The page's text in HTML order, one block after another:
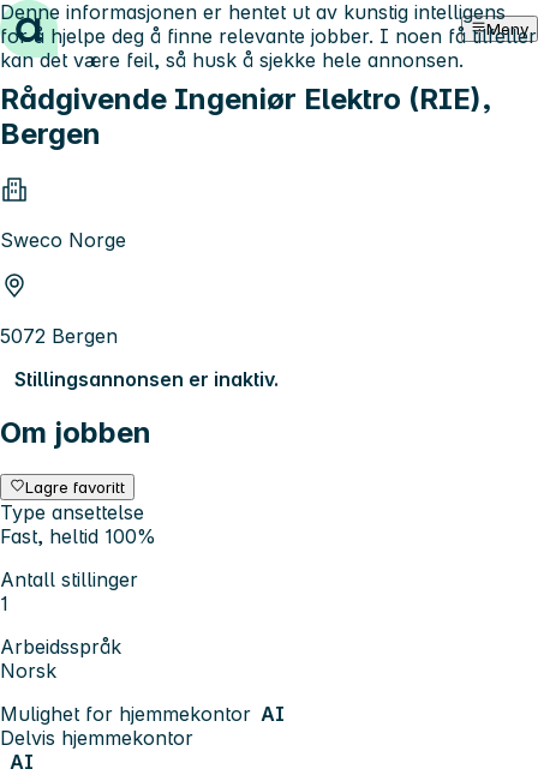
Hopp til innhold Meny
Rådgivende Ingeniør Elektro (RIE),
Bergen
Sweco Norge
5072 Bergen
Stillingsannonsen er inaktiv.
Om jobben
Lagre favoritt
Type ansettelse
Fast, heltid 100%
Antall stillinger
1
Arbeidsspråk
Norsk
Mulighet for hjemmekontor AI
Delvis hjemmekontor
AI
Denne informasjonen er hentet ut av kunstig intelligens
for å hjelpe deg å finne relevante jobber. I noen få tilfeller
kan det være feil, så husk å sjekke hele annonsen.